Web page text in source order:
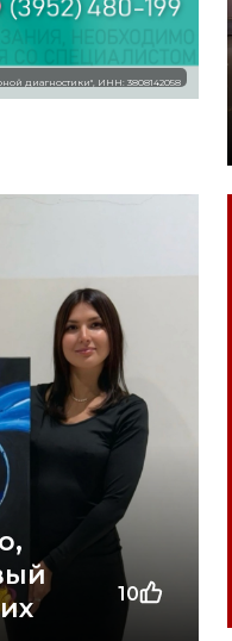
диагностики", ИНН: 3808142058
10